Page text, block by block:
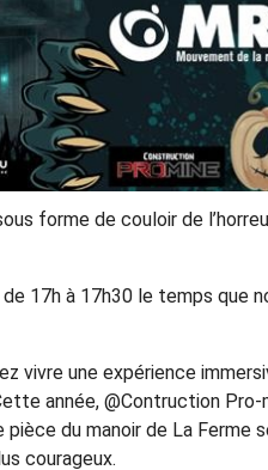
forme de couloir de
17h à 17h30 le temps que
vivre une expérience
année, @Contruction Pro-
pièce du manoir de La
courageux.